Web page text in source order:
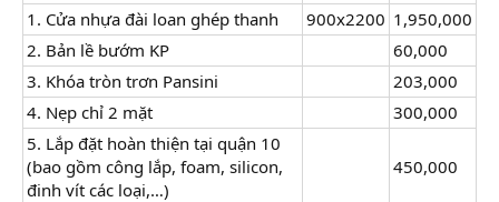
1. Cửa nhựa đài loan ghép thanh
900x2200 1,950,000
2. Bản lề bướm KP
60,000
3. Khóa tròn trơn Pansini
203,000
4. Nẹp chỉ 2 mặt
300,000
5. Lắp đặt hoàn thiện tại quận 10
(bao gồm công lắp, foam, silicon,
đinh vít các loại,…)
450,000